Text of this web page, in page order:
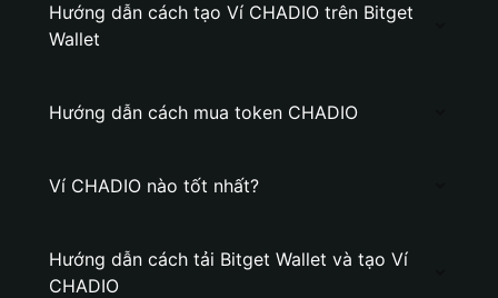
Hướng dẫn cách tạo Ví CHADIO trên Bitget
Wallet
Hướng dẫn cách mua token CHADIO
Ví CHADIO nào tốt nhất?
Hướng dẫn cách tải Bitget Wallet và tạo Ví
CHADIO